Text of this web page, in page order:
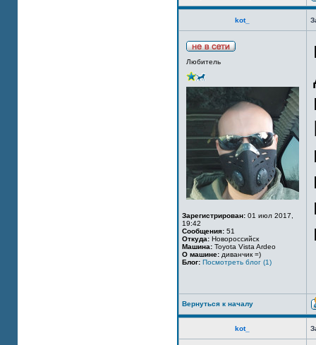
kot_
Любитель
Зарегистрирован: 01 июл 2017,
19:42
Сообщения: 51
Откуда: Новороссийск
Машина: Toyota Vista Ardeo
О машине: диванчик =)
Блог: Посмотреть блог (1)
Вернуться к началу
kot_